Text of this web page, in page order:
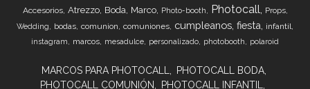
Accesorios Atrezzo Boda Marco Photo-booth Photocall Props
Wedding bodas comunion comuniones cumpleanos fiesta infantil
instagram marcos mesadulce personalizado photobooth polaroid
MARCOS PARA PHOTOCALL
PHOTOCALL BODA
PHOTOCALL COMUNIÓN
PHOTOCALL INFANTIL